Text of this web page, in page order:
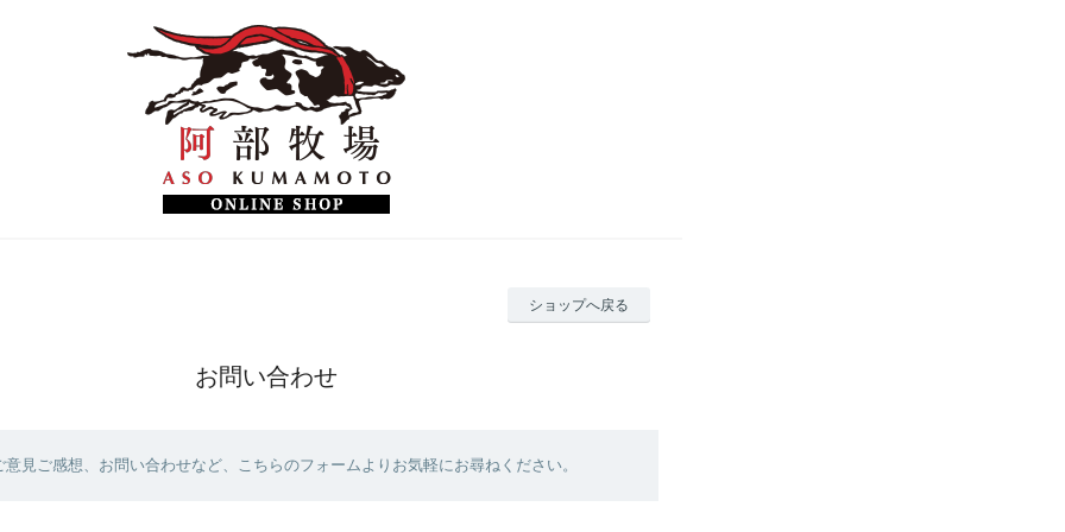
ショップへ戻る
お問い合わせ
見ご感想、お問い合わせなど、こちらのフォームよりお気軽にお尋ねください。